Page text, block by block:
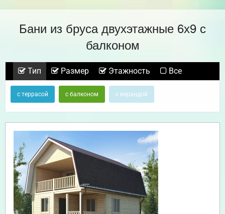
Бани из бруса двухэтажные 6х9 с
балконом
Тип Размер Этажность Все
с террасой с балконом с верандой